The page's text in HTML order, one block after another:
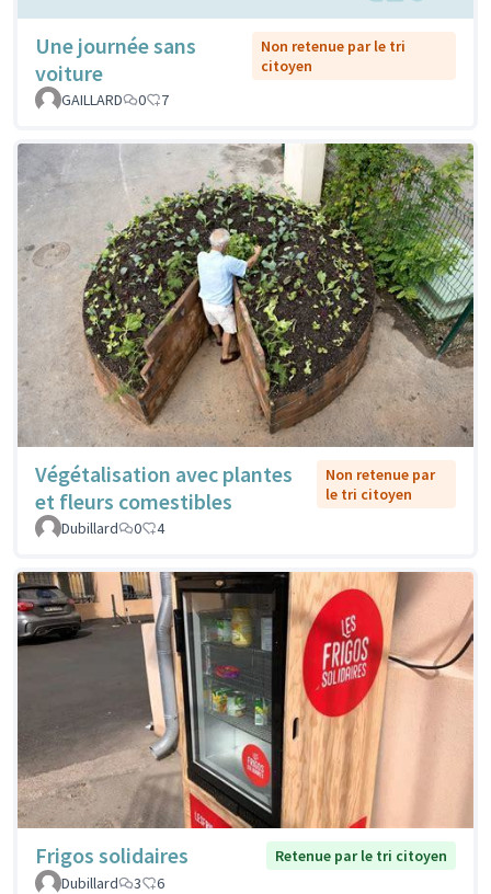
Une journée sans
voiture
Non retenue par le tri
citoyen
GAILLARD
0 7
Végétalisation avec plantes
et fleurs comestibles
Non retenue par
le tri citoyen
Dubillard
0 4
Frigos solidaires
Retenue par le tri citoyen
Dubillard
3 6